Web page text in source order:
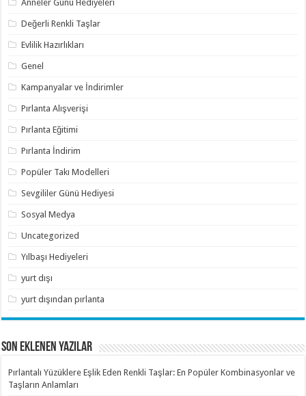
Anneler Günü Hediyeleri
Değerli Renkli Taşlar
Evlilik Hazırlıkları
Genel
Kampanyalar ve İndirimler
Pırlanta Alışverişi
Pırlanta Eğitimi
Pırlanta İndirim
Popüler Takı Modelleri
Sevgililer Günü Hediyesi
Sosyal Medya
Uncategorized
Yılbaşı Hediyeleri
yurt dışı
yurt dışından pırlanta
SON EKLENEN YAZILAR
Pırlantalı Yüzüklere Eşlik Eden Renkli Taşlar: En Popüler Kombinasyonlar ve
Taşların Anlamları